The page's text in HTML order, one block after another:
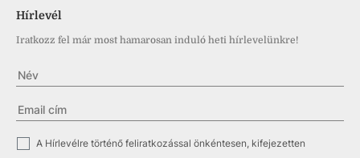
Hírlevél
Iratkozz fel már most hamarosan induló heti hírlevelünkre!
A Hírlevélre történő feliratkozással önkéntesen, kifejezetten